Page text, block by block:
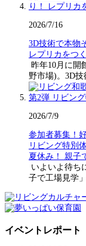
2026/7/16
3D技術で本物
レプリカをつ
昨年10月に開
野市場)。3D
2026/7/9
参加者募集！
リビング特別
夏休み！ 親子
いよいよ待ち
子で工場見学
イベントレポート